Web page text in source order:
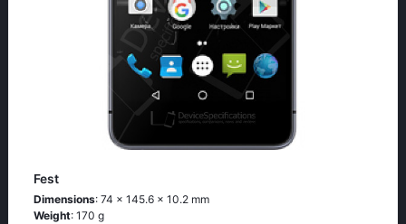
Fest
Dimensions: 74 x 145.6 x 10.2 mm
Weight: 170 g